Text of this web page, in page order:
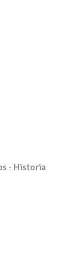
· Historia